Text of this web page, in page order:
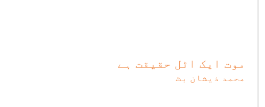
موت ایک اٹل حقیقت ہے
محمد ذیشان بٹ